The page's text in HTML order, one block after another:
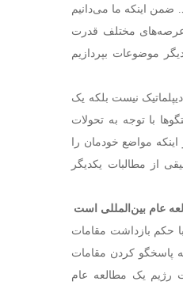
اینکه ما می‌دانیم
عرصه‌های مختلف قدرت
موضوعات بپردازیم
نیست بلکه یک
با توجه به تحولات
مواضع خودمان را
از مطالبات یکدیگر
عام بین‌المللی است
حکم بازداشت مقامات
پاسخگو کردن مقامات
رژیم یک مطالعه عام